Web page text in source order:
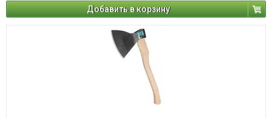
Добавить в корзину